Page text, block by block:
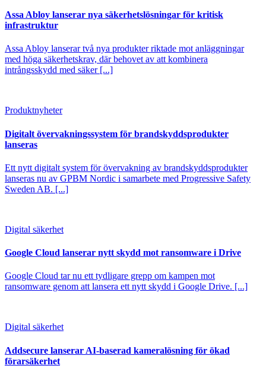
Assa Abloy lanserar nya säkerhetslösningar för kritisk
infrastruktur
Assa Abloy lanserar två nya produkter riktade mot anläggningar
med höga säkerhetskrav, där behovet av att kombinera
intrångsskydd med säker [...]
Produktnyheter
Digitalt övervakningssystem för brandskyddsprodukter
lanseras
Ett nytt digitalt system för övervakning av brandskyddsprodukter
lanseras nu av GPBM Nordic i samarbete med Progressive Safety
Sweden AB. [...]
Digital säkerhet
Google Cloud lanserar nytt skydd mot ransomware i Drive
Google Cloud tar nu ett tydligare grepp om kampen mot
ransomware genom att lansera ett nytt skydd i Google Drive. [...]
Digital säkerhet
Addsecure lanserar AI-baserad kameralösning för ökad
förarsäkerhet